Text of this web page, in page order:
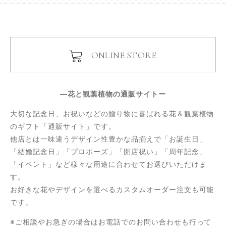
ONLINE STORE
―花と観葉植物の通販サイトー
大切な記念日、お祝いなどの贈り物に喜ばれる花＆観葉植物
のギフト「通販サイト」です。
他店とは一味違うデザイン性豊かな品揃えで「お誕生日」
「結婚記念日」「プロポーズ」「開店祝い」「周年記念」
「イベント」など様々な用途に合わせてお選びいただけま
す。
お好きな花やデザインを選べるカスタムオーダー注文も可能
です。
※ご相談やお急ぎの場合はお電話でのお問い合わせも行って